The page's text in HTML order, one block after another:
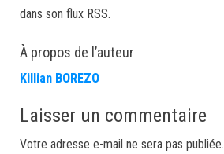
dans son flux RSS.
À propos de l’auteur
Killian BOREZO
Laisser un commentaire
Votre adresse e-mail ne sera pas publiée.